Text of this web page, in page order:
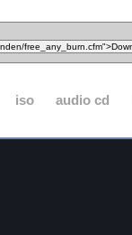
iso audio cd